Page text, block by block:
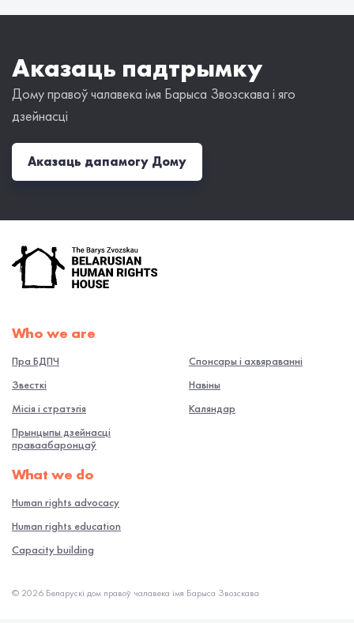
Аказаць падтрымку
Дому правоў чалавека імя Барыса Звозскава і яго
дзейнасці
Аказаць дапамогу Дому
Who we are
Пра БДПЧ
Звесткі
Місія і стратэгія
Прынцыпы дзейнасці
праваабаронцаў
Спонсары і ахвяраванні
Навiны
Каляндар
What we do
Human rights advocacy
Human rights education
Capacity building
© 2026 Беларускі дом правоў чалавека імя Барыса Звозскава